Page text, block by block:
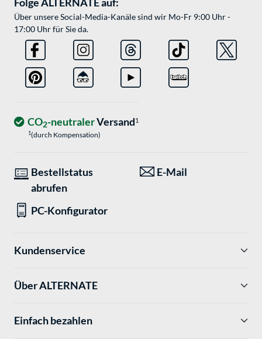
Über unsere Social-Media-Kanäle sind wir Mo-Fr 9:00 Uhr -
17:00 Uhr für Sie da.
CO2-neutralerVersand1
1(durch Kompensation)
Bestellstatus
abrufen
E-Mail
PC-Konfigurator
Kundenservice
Über ALTERNATE
Einfach bezahlen